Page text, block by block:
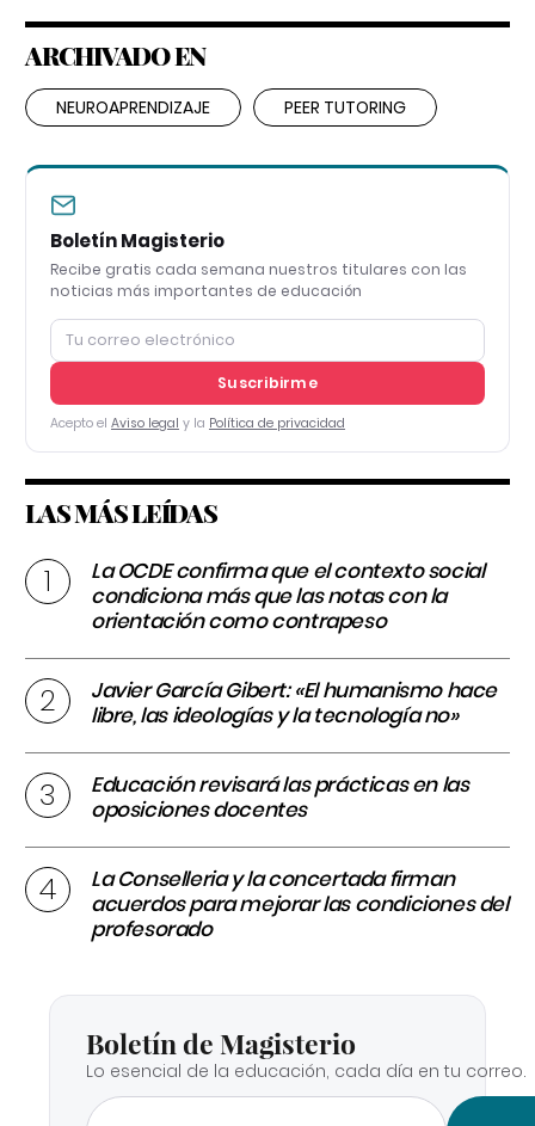
ARCHIVADO EN
NEUROAPRENDIZAJE PEER TUTORING
Boletín Magisterio
Recibe gratis cada semana nuestros titulares con las
noticias más importantes de educación
Suscribirme
Acepto el Aviso legal y la Política de privacidad
LAS MÁS LEÍDAS
La OCDE confirma que el contexto social
condiciona más que las notas con la
orientación como contrapeso
Javier García Gibert: «El humanismo hace
libre, las ideologías y la tecnología no»
Educación revisará las prácticas en las
oposiciones docentes
La Conselleria y la concertada firman
acuerdos para mejorar las condiciones del
profesorado
Boletín de Magisterio
Lo esencial de la educación, cada día en tu correo.